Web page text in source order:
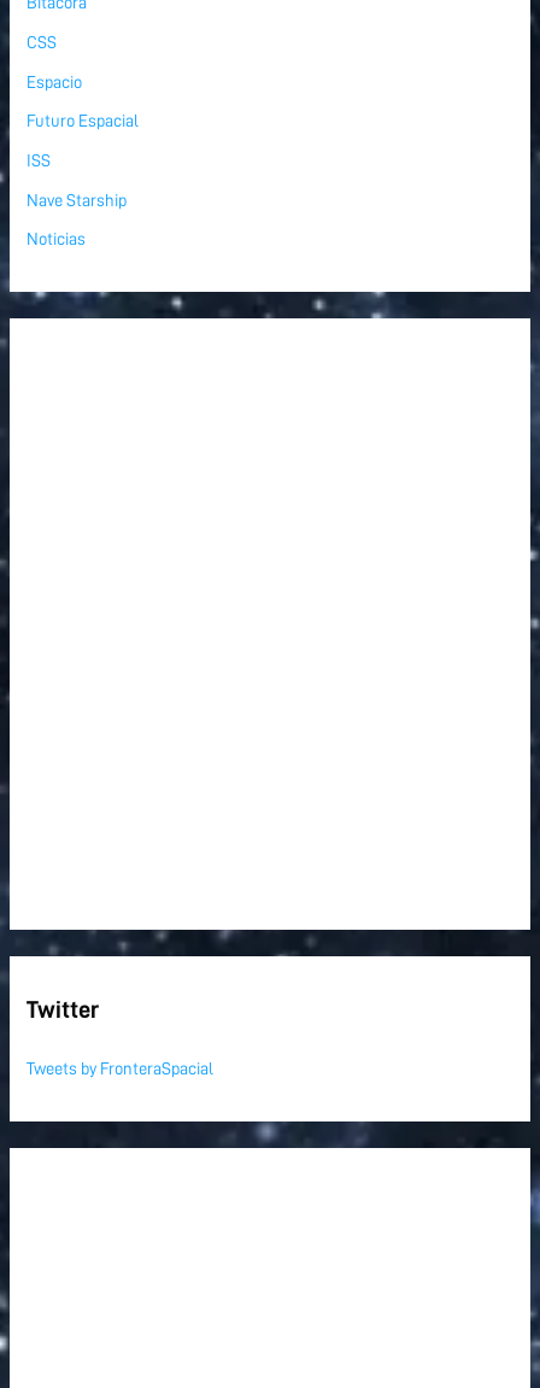
CSS
Espacio
Futuro Espacial
ISS
Nave Starship
Noticias
Twitter
Tweets by FronteraSpacial